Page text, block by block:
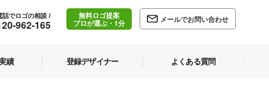
962-165
話でロゴの相談 /
無料ロゴ提案
プロが選ぶ・1分
メールでお問い合わせ
績 登録デザイナー よくある質問